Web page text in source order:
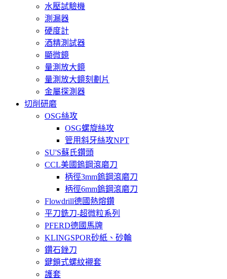
水壓試驗機
測漏器
硬度計
酒精測試器
顯微鏡
量測放大鏡
量測放大鏡刻劃片
金屬探測器
切削研磨
OSG絲攻
OSG螺旋絲攻
管用斜牙絲攻NPT
SU'S蘇氏鑽頭
CCL美國鎢鋼滾磨刀
柄徑3mm鎢鋼滾磨刀
柄徑6mm鎢鋼滾磨刀
Flowdrill德國熱熔鑽
平刀銑刀-超微粒系列
PFERD德國馬牌
KLINGSPOR砂紙、砂輪
鑽石銼刀
鍵鎖式螺紋襯套
護套